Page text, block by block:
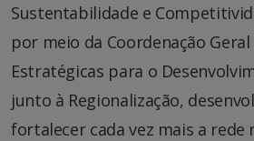
Sustentabilidade e
por meio da Coordenação Geral
Estratégicas para o
junto à Regionalização,
fortalecer cada vez mais a rede